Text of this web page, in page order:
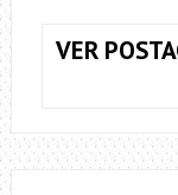
VER